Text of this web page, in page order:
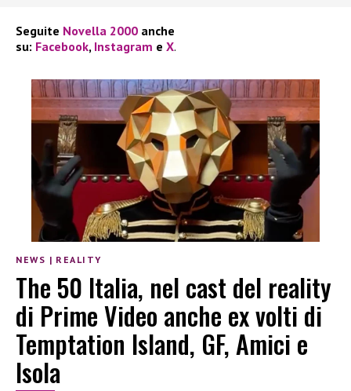
Seguite Novella 2000 anche
su: Facebook, Instagram e X.
NEWS | REALITY
The 50 Italia, nel cast del reality
di Prime Video anche ex volti di
Temptation Island, GF, Amici e
Isola